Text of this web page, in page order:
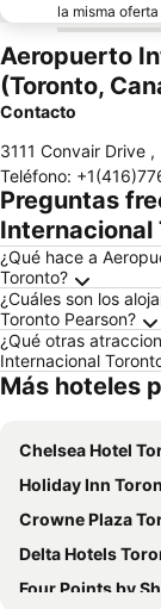
la misma
Aeropuerto
(Toronto,
Contacto
3111 Convair Drive ,
Teléfono:
Preguntas
Internacional
¿Qué hace a
Toronto?
¿Cuáles son los
Toronto Pearson?
¿Qué otras
Internacional
Más hoteles
Chelsea Hotel
Holiday Inn Toronto
Crowne Plaza Toronto
Delta Hotels Toronto Airport &
Four Points by Sheraton